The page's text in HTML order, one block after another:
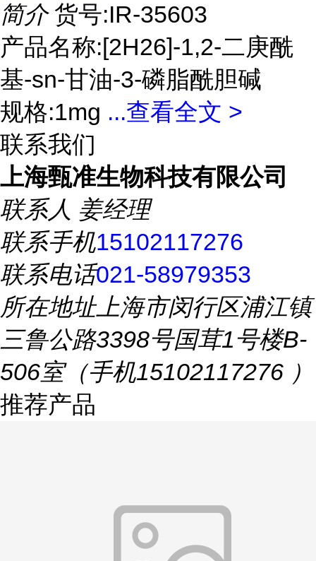
简介 货号:IR-35603
产品名称:[2H26]-1,2-二庚酰
基-sn-甘油-3-磷脂酰胆碱
规格:1mg ...查看全文 >
联系我们
上海甄准生物科技有限公司
联系人 姜经理
联系手机15102117276
联系电话021-58979353
所在地址上海市闵行区浦江镇
三鲁公路3398号国茸1号楼B-
506室（手机15102117276 ）
推荐产品